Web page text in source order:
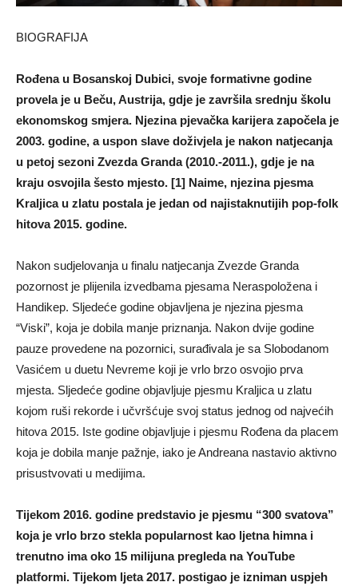
BIOGRAFIJA
Rođena u Bosanskoj Dubici, svoje formativne godine
provela je u Beču, Austrija, gdje je završila srednju školu
ekonomskog smjera. Njezina pjevačka karijera započela je
2003. godine, a uspon slave doživjela je nakon natjecanja
u petoj sezoni Zvezda Granda (2010.-2011.), gdje je na
kraju osvojila šesto mjesto. [1] Naime, njezina pjesma
Kraljica u zlatu postala je jedan od najistaknutijih pop-folk
hitova 2015. godine.
Nakon sudjelovanja u finalu natjecanja Zvezde Granda
pozornost je plijenila izvedbama pjesama Neraspoložena i
Handikep. Sljedeće godine objavljena je njezina pjesma
“Viski”, koja je dobila manje priznanja. Nakon dvije godine
pauze provedene na pozornici, surađivala je sa Slobodanom
Vasićem u duetu Nevreme koji je vrlo brzo osvojio prva
mjesta. Sljedeće godine objavljuje pjesmu Kraljica u zlatu
kojom ruši rekorde i učvršćuje svoj status jednog od najvećih
hitova 2015. Iste godine objavljuje i pjesmu Rođena da placem
koja je dobila manje pažnje, iako je Andreana nastavio aktivno
prisustvovati u medijima.
Tijekom 2016. godine predstavio je pjesmu “300 svatova”
koja je vrlo brzo stekla popularnost kao ljetna himna i
trenutno ima oko 15 milijuna pregleda na YouTube
platformi. Tijekom ljeta 2017. postigao je izniman uspjeh